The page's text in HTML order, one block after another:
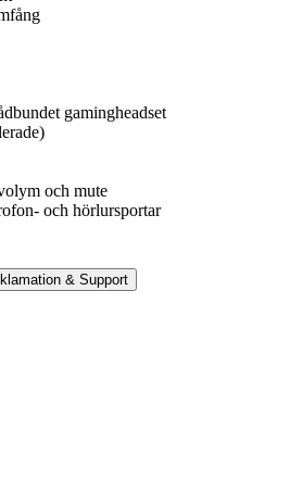
gamingheadset
och mute
och hörlursportar
& Support